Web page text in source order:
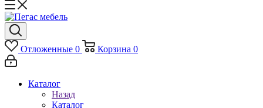
Отложенные 0 Корзина 0
Каталог
Назад
Каталог